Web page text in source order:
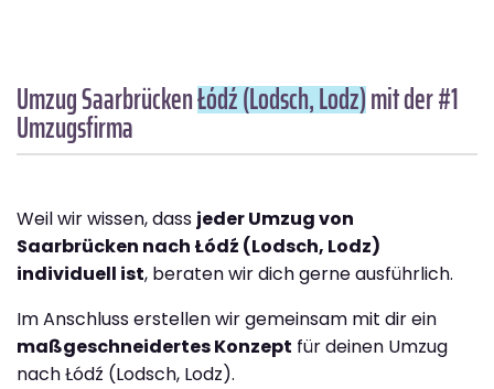
Umzug SaarbrückenŁódź (Lodsch, Lodz)mit der #1
Umzugsfirma
Weil wir wissen, dass jeder Umzug von
Saarbrücken nach Łódź (Lodsch, Lodz)
individuell ist, beraten wir dich gerne ausführlich.
Im Anschluss erstellen wir gemeinsam mit dir ein
maßgeschneidertes Konzept für deinen Umzug
nach Łódź (Lodsch, Lodz).